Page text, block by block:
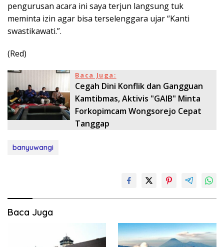
pengurusan acara ini saya terjun langsung tuk
meminta izin agar bisa terselenggara ujar “Kanti
swastikawati.”.
(Red)
Baca Juga:
Cegah Dini Konflik dan Gangguan
Kamtibmas, Aktivis "GAIB" Minta
Forkopimcam Wongsorejo Cepat
Tanggap
banyuwangi
Baca Juga